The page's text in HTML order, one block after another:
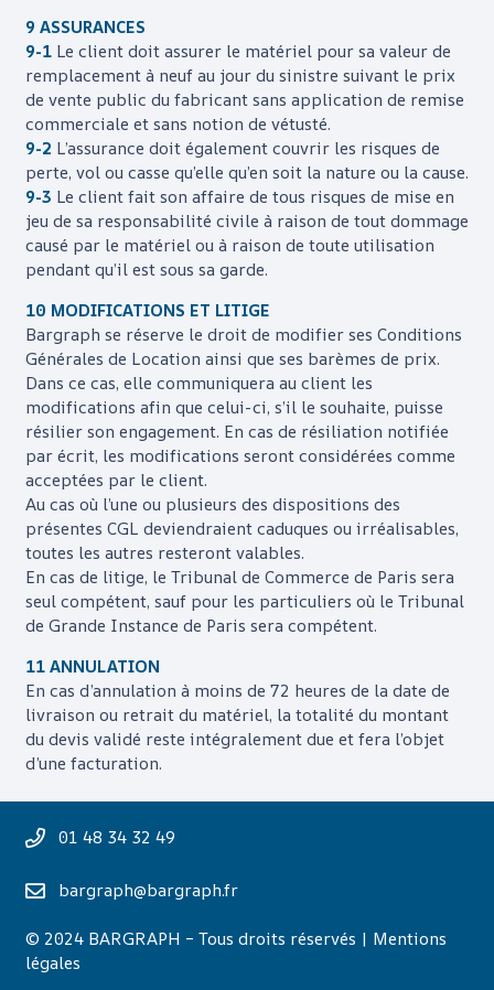
9 ASSURANCES
9-1 Le client doit assurer le matériel pour sa valeur de
remplacement à neuf au jour du sinistre suivant le prix
de vente public du fabricant sans application de remise
commerciale et sans notion de vétusté.
9-2 L’assurance doit également couvrir les risques de
perte, vol ou casse qu’elle qu’en soit la nature ou la cause.
9-3 Le client fait son affaire de tous risques de mise en
jeu de sa responsabilité civile à raison de tout dommage
causé par le matériel ou à raison de toute utilisation
pendant qu’il est sous sa garde.
10 MODIFICATIONS ET LITIGE
Bargraphse réserve le droit de modifier ses Conditions
Générales de Location ainsi que ses barèmes de prix.
Dans ce cas, elle communiquera au client les
modifications afin que celui-ci, s’il le souhaite, puisse
résilier son engagement. En cas de résiliation notifiée
par écrit, les modifications seront considérées comme
acceptées par le client.
Au cas où l’une ou plusieurs des dispositions des
présentes CGL deviendraient caduques ou irréalisables,
toutes les autres resteront valables.
En cas de litige, le Tribunal de Commerce de Paris sera
seul compétent, sauf pour les particuliers où le Tribunal
de Grande Instance de Paris sera compétent.
11 ANNULATION
En cas d’annulation à moins de 72 heures de la date de
livraison ou retrait du matériel, la totalité du montant
du devis validé reste intégralement due et fera l’objet
d’une facturation.
© 2024 BARGRAPH – Tous droits réservés | Mentions
légales
01 48 34 32 49
bargraph@bargraph.fr